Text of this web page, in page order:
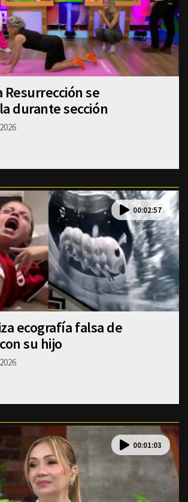
Resurrección se
durante sección
00:02:57
ecografía falsa de
su hijo
00:01:03